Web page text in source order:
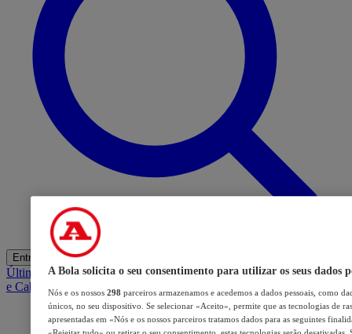
Entrar
Últimas MercadoOpiniãoiGaming HubA BOLA SUGERE Barba
e Cabelo
A Bola solicita o seu consentimento para utilizar os seus dados
Nós e os nossos 298 parceiros armazenamos e acedemos a dados pessoais, como
únicos, no seu dispositivo. Se selecionar «Aceito», permite que as tecnologias de
apresentadas em «Nós e os nossos parceiros tratamos dados para as seguintes